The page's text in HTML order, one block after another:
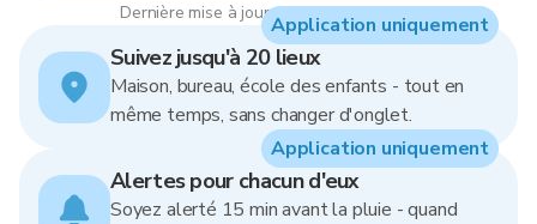
Dernière mise à jour : 00:00, 9 Aug 2026
Suivez jusqu'à 20 lieux
Maison, bureau, école des enfants - tout en
même temps, sans changer d'onglet.
Application uniquement
Alertes pour chacun d'eux
Soyez alerté 15 min avant la pluie - quand
Application uniquement